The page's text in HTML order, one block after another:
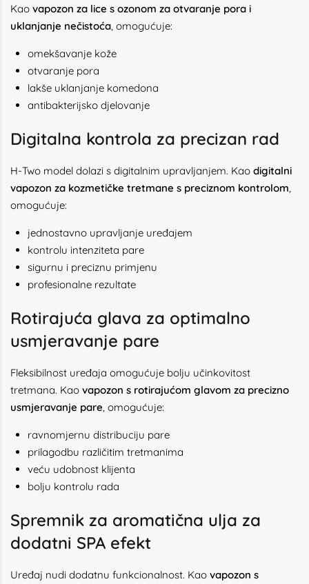
Kao vapozon za lice s ozonom za otvaranje pora i
uklanjanje nečistoća, omogućuje:
omekšavanje kože
otvaranje pora
lakše uklanjanje komedona
antibakterijsko djelovanje
Digitalna kontrola za precizan rad
H-Two model dolazi s digitalnim upravljanjem. Kao digitalni
vapozon za kozmetičke tretmane s preciznom kontrolom,
omogućuje:
jednostavno upravljanje uređajem
kontrolu intenziteta pare
sigurnu i preciznu primjenu
profesionalne rezultate
Rotirajuća glava za optimalno
usmjeravanje pare
Fleksibilnost uređaja omogućuje bolju učinkovitost
tretmana. Kao vapozon s rotirajućom glavom za precizno
usmjeravanje pare, omogućuje:
ravnomjernu distribuciju pare
prilagodbu različitim tretmanima
veću udobnost klijenta
bolju kontrolu rada
Spremnik za aromatična ulja za
dodatni SPA efekt
Uređaj nudi dodatnu funkcionalnost. Kao vapozon s